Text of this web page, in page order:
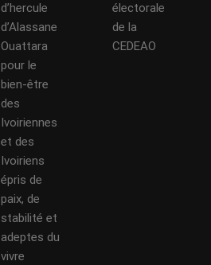
d’hercule
d’Alassane
Ouattara
pour le
bien-être
des
Ivoiriennes
et des
Ivoiriens
épris de
paix, de
stabilité et
adeptes du
vivre
électorale
de la
CEDEAO